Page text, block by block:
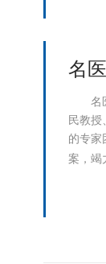
名
名
民教授
的专家
案，竭